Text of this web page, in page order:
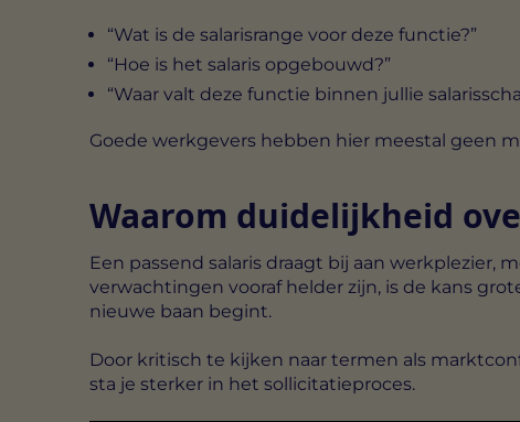
“Wat is de salarisrange voor deze functie?”
“Hoe is het salaris opgebouwd?”
“Waar valt deze functie binnen jullie
Goede werkgevers hebben hier meestal geen
Waarom duidelijkheid
Een passend salaris draagt bij aan werkplezier,
verwachtingen vooraf helder zijn, is de kans
nieuwe baan begint.
Door kritisch te kijken naar termen als
sta je sterker in het sollicitatieproces.